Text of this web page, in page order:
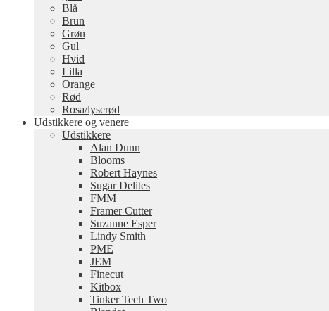
Blå
Brun
Grøn
Gul
Hvid
Lilla
Orange
Rød
Rosa/lyserød
Udstikkere og venere
Udstikkere
Alan Dunn
Blooms
Robert Haynes
Sugar Delites
FMM
Framer Cutter
Suzanne Esper
Lindy Smith
PME
JEM
Finecut
Kitbox
Tinker Tech Two